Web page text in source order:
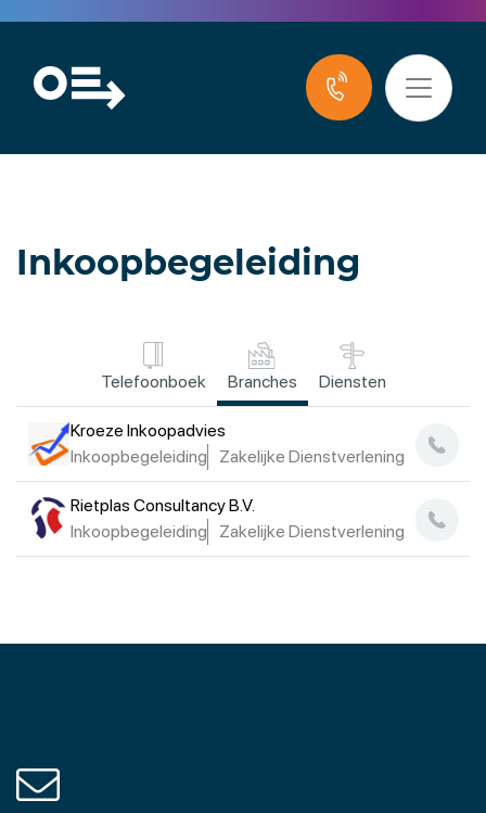
Inkoopbegeleiding
Telefoonboek Branches Diensten
Kroeze Inkoopadvies
Inkoopbegeleiding
Zakelijke Dienstverlening
Rietplas Consultancy B.V.
Inkoopbegeleiding
Zakelijke Dienstverlening